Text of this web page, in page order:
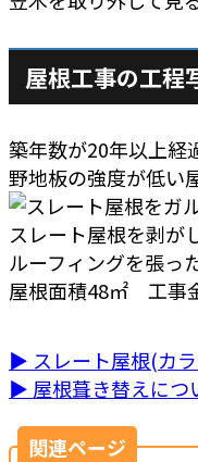
屋根工事の工程
築年数が20年以上経
野地板の強度が低い
スレート屋根を剥が
ルーフィングを張っ
屋根面積48㎡ 工事
▶ スレート屋根(カ
▶ 屋根葺き替えにつ
関連ページ